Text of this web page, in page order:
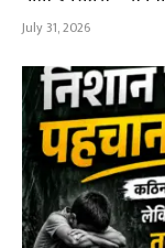
July 31, 2026